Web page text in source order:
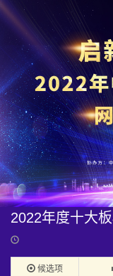
2022年度十大
候选项